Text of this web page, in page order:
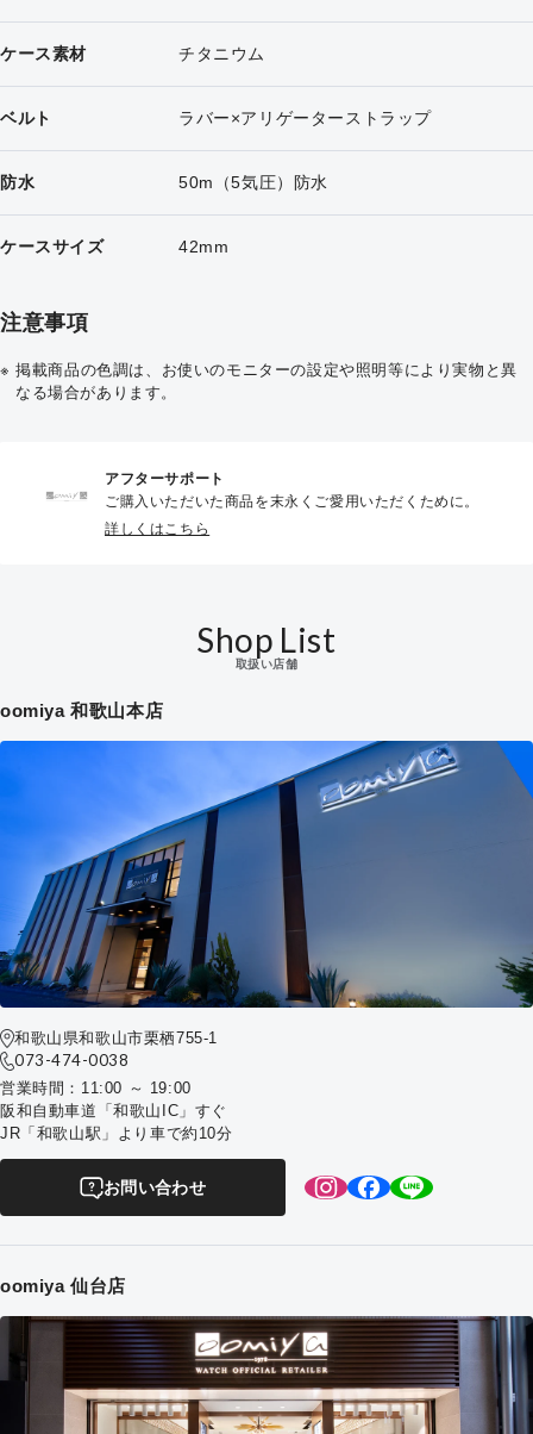
ケース素材 チタニウム
ベルト ラバー×アリゲーターストラップ
防水 50m（5気圧）防水
ケースサイズ 42mm
注意事項
掲載商品の色調は、お使いのモニターの設定や照明等により実物と異
なる場合があります。
アフターサポート
ご購入いただいた商品を末永くご愛用いただくために。
詳しくはこちら
Shop List
取扱い店舗
oomiya 和歌山本店
和歌山県和歌山市栗栖755-1
073-474-0038
営業時間：11:00 ～ 19:00
阪和自動車道「和歌山IC」すぐ
JR「和歌山駅」より車で約10分
お問い合わせ
oomiya 仙台店